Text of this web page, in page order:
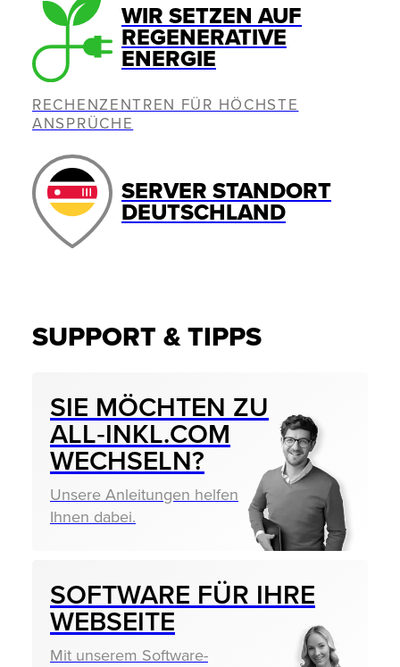
WIR SETZEN AUF
REGENERATIVE
ENERGIE
RECHENZENTREN FÜR HÖCHSTE
ANSPRÜCHE
SERVER STANDORT
DEUTSCHLAND
SUPPORT & TIPPS
SIE MÖCHTEN ZU
ALL‑INKL.COM
WECHSELN?
Unsere Anleitungen helfen
Ihnen dabei.
SOFTWARE FÜR IHRE
WEBSEITE
Mit unserem Software-